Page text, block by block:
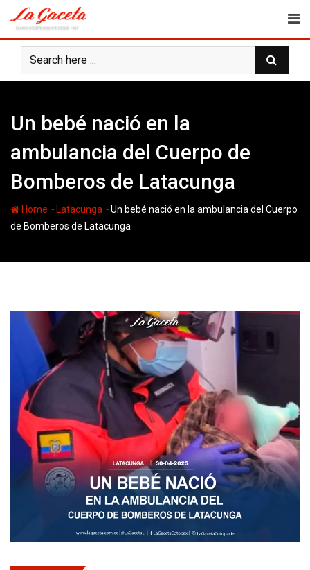
content
Un bebé nació en la
ambulancia del Cuerpo de
Bomberos de Latacunga
Home - Latacunga -Un bebé nació en la ambulancia del Cuerpo
de Bomberos de Latacunga